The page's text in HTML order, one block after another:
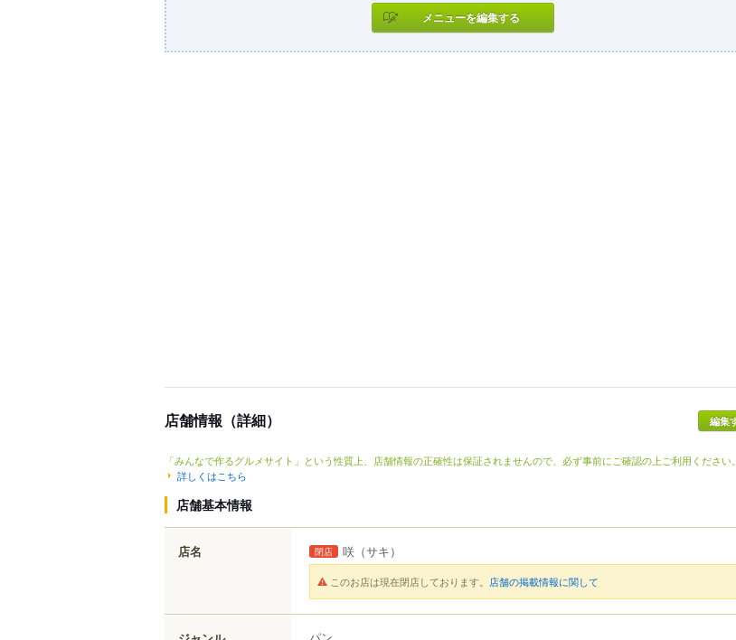
メニューを編集する
店舗情報（詳細） 編集
「みんなで作るグルメサイト」という性質上、店舗情報の正確性は保証されませんので、必ず事前にご確認の上ご利用ください。
詳しくはこちら
店舗基本情報
店名 閉店 咲 （サキ）
このお店は現在閉店しております。 店舗の掲載情報に関して
パン